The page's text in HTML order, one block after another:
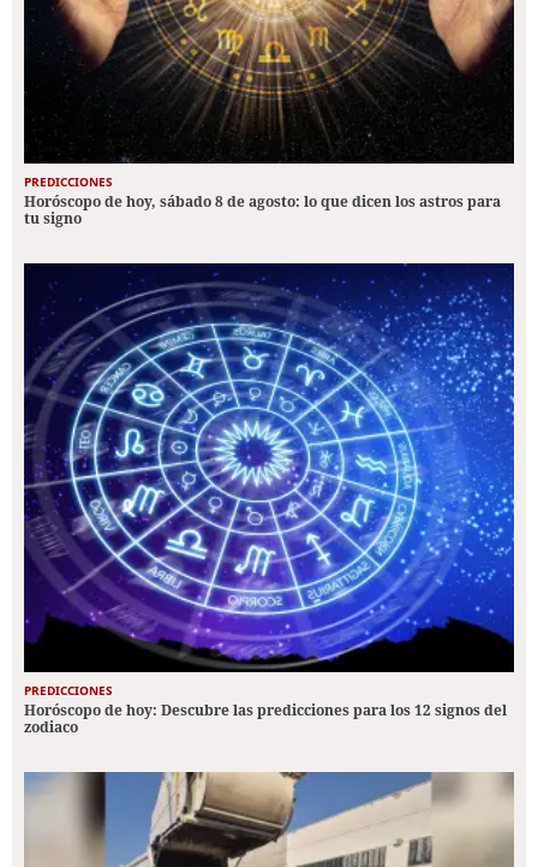
PREDICCIONES
Horóscopo de hoy, sábado 8 de agosto: lo que dicen los astros para
tu signo
PREDICCIONES
Horóscopo de hoy: Descubre las predicciones para los 12 signos del
zodiaco